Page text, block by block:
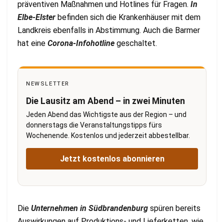
präventiven Maßnahmen und Hotlines für Fragen. In
Elbe-Elster befinden sich die Krankenhäuser mit dem
Landkreis ebenfalls in Abstimmung. Auch die Barmer
hat eine Corona-Infohotline geschaltet.
NEWSLETTER
Die Lausitz am Abend – in zwei Minuten
Jeden Abend das Wichtigste aus der Region – und
donnerstags die Veranstaltungstipps fürs
Wochenende. Kostenlos und jederzeit abbestellbar.
Jetzt kostenlos abonnieren
Die Unternehmen in Südbrandenburg spüren bereits